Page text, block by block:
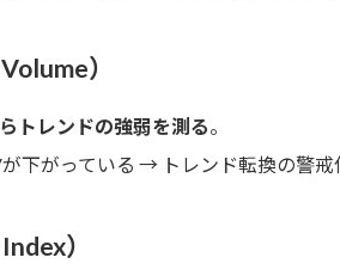
）
トレンドの強弱を測る。
下がっている → トレンド転換の警戒
）